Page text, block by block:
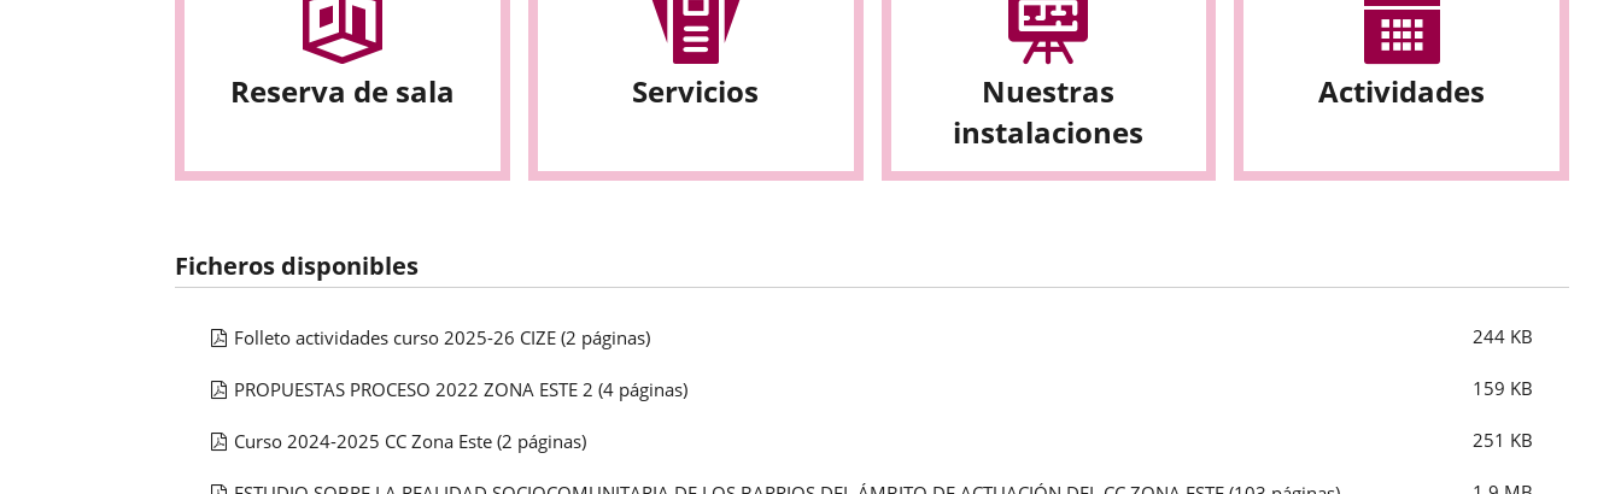
Reserva de sala Servicios
Nuestras
instalaciones
Actividades
Ficheros disponibles
Folleto actividades curso 2025-26 CIZE 244 KB
(2 páginas)
PROPUESTAS PROCESO 2022 ZONA ESTE 2 159 KB
(4 páginas)
Curso 2024-2025 CC Zona Este 251 KB
(2 páginas)